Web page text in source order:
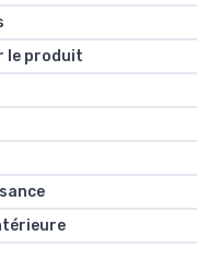
le produit